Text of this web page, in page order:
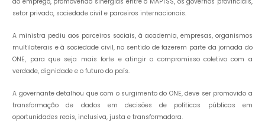
setor privado, sociedade civil e parceiros internacionais.
A ministra pediu aos parceiros sociais, à academia, empresas, organismos
multilaterais e à sociedade civil, no sentido de fazerem parte da jornada do
ONE, para que seja mais forte e atingir o compromisso coletivo com a
verdade, dignidade e o futuro do país.
A governante detalhou que com o surgimento do ONE, deve ser promovido a
transformação de dados em decisões de políticas públicas em
oportunidades reais, inclusiva, justa e transformadora.